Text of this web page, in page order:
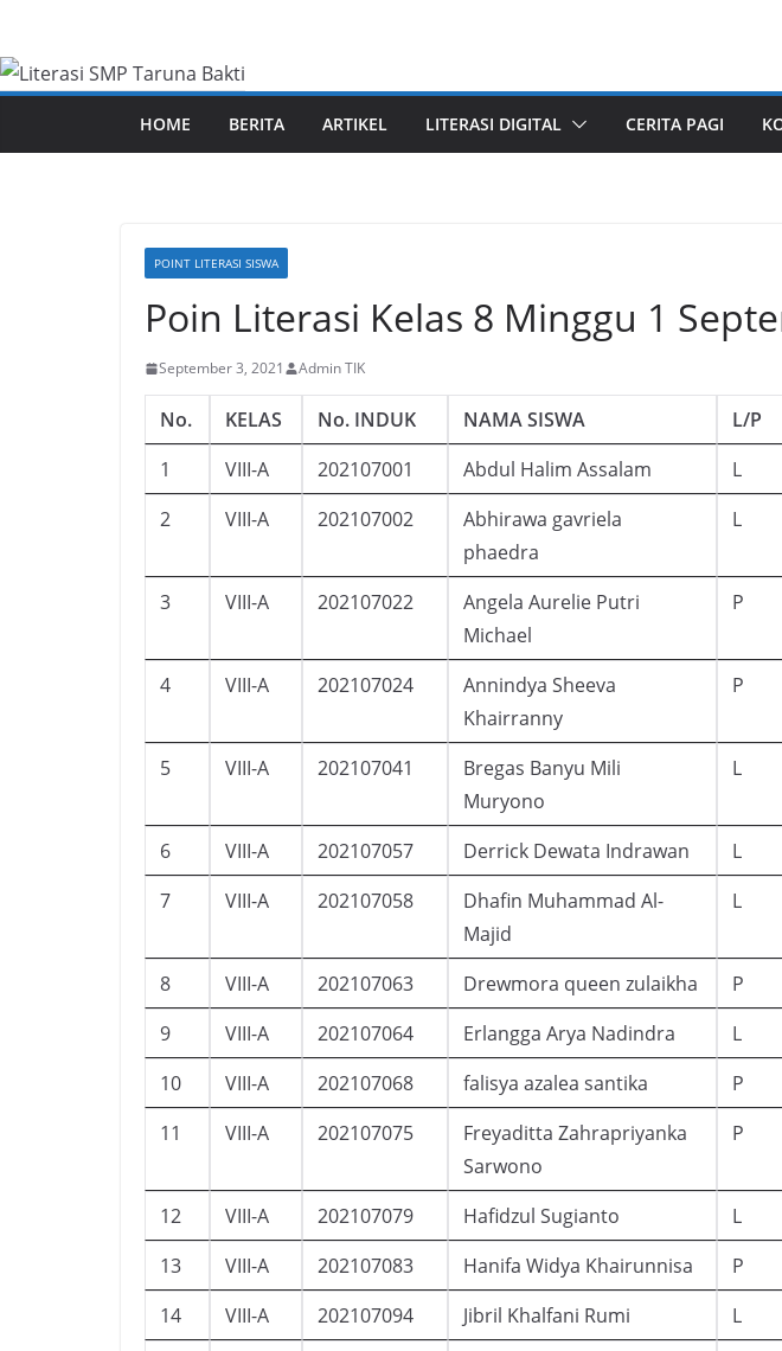
content
HOME BERITA ARTIKEL LITERASI DIGITAL CERITA PAGI
POINT LITERASI SISWA
Poin Literasi Kelas 8 Minggu 1
September 3, 2021 Admin TIK
No. KELAS No. INDUK NAMA SISWA L/P
1
VIII-A 202107001 Abdul Halim Assalam L
2
VIII-A 202107002
Abhirawa gavriela
phaedra
L
3 VIII-A 202107022
Angela Aurelie Putri
Michael
P
4 VIII-A 202107024
Annindya Sheeva
Khairranny
P
5 VIII-A 202107041
Bregas Banyu Mili
Muryono
L
6 VIII-A 202107057 Derrick Dewata Indrawan L
7
VIII-A 202107058
Dhafin Muhammad Al-
Majid
L
8 VIII-A 202107063 Drewmora queen zulaikha P
9
VIII-A 202107064 Erlangga Arya Nadindra L
10
VIII-A 202107068 falisya azalea santika P
11
VIII-A 202107075
Freyaditta Zahrapriyanka
Sarwono
P
12 VIII-A 202107079 Hafidzul Sugianto L
13
VIII-A 202107083 Hanifa Widya Khairunnisa P
14
VIII-A 202107094 Jibril Khalfani Rumi L